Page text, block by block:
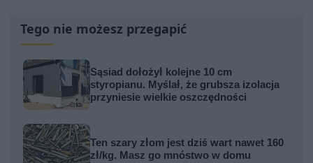
Tego nie możesz przegapić
Sąsiad dołożył kolejne 10 cm
styropianu. Myślał, że grubsza izolacja
przyniesie wielkie oszczędności
Ten szary złom jest dziś wart nawet 160
zł/kg. Masz go mnóstwo w domu